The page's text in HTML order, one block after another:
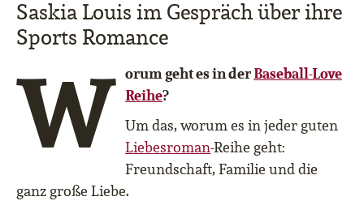
Saskia Louis im Gespräch über ihre
Sports Romance
W orum geht es in derBaseball-Love
Reihe?
Um das, worum es in jeder guten
Liebesroman-Reihe geht:
Freundschaft, Familie und die
ganz große Liebe.